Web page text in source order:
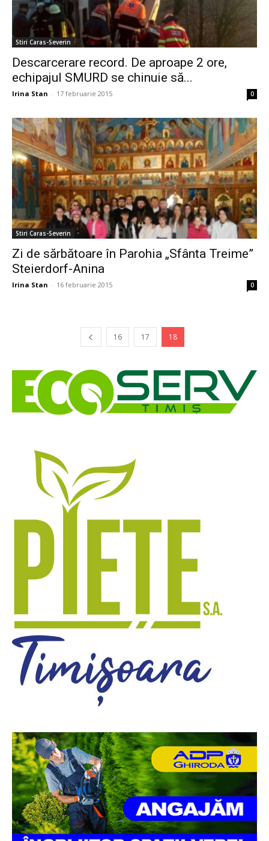
Stiri Caras-Severin
Descarcerare record. De aproape 2 ore,
echipajul SMURD se chinuie să...
Irina Stan - 17 februarie 2015 0
Stiri Caras-Severin
Zi de sărbătoare în Parohia „Sfânta Treime”
Steierdorf-Anina
Irina Stan - 16 februarie 2015 0
16 17 18